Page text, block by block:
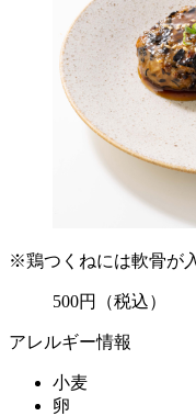
※鶏つくねには軟骨が
500円 （税込）
アレルギー情報
小麦
卵